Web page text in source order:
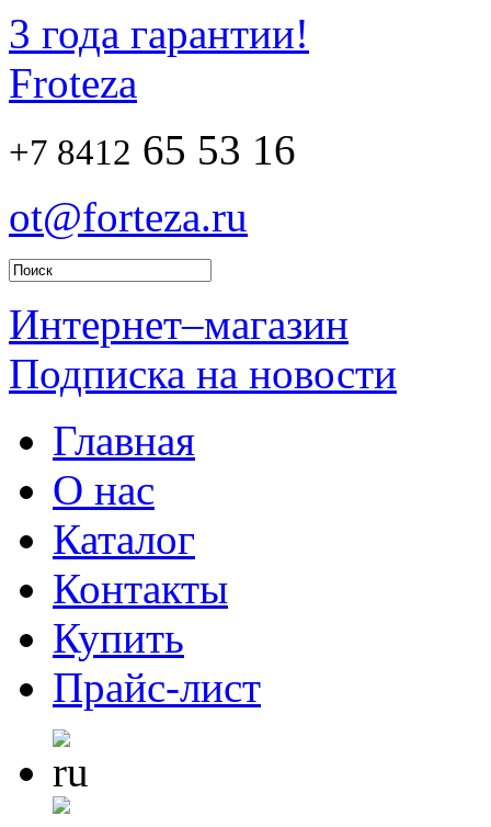
3 года гарантии!
Froteza
+7 8412 65 53 16
ot@forteza.ru
Интернет–магазин
Подписка на новости
Главная
О нас
Каталог
Контакты
Купить
Прайс-лист